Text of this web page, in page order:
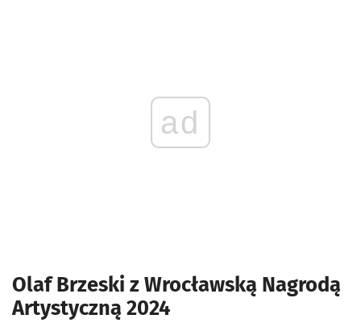
ad
Olaf Brzeski z Wrocławską Nagrodą
Artystyczną 2024